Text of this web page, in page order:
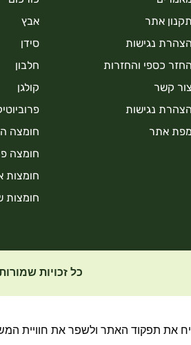
תקנון אתר
הצהרת נגישות
החזר כספי והחזרות
צור קשר
הצהרת נגישות
מפת אתר
אבץ
סידן
חלבון
קולגן
חומצה
חומצה
חומצות
חומצות
כל זכויות
את תפקוד האתר ולשפר את חוויית